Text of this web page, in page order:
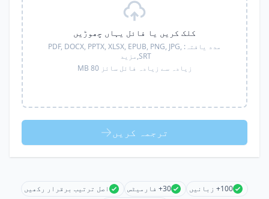
کلک کریں یا فائل یہاں چھوڑیں
مدد یافتہ: PDF, DOCX, PPTX, XLSX, EPUB, PNG, JPG,
SRT, مزید
زیادہ سے زیادہ فائل سائز 80 MB
ترجمہ کریں
100+ زبانیں 30+ فارمیٹس
اصل ترتیب برقرار رکھیں